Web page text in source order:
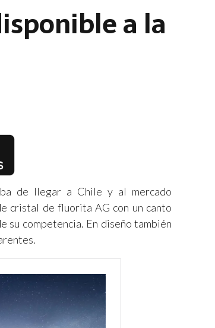
a la
de llegar a Chile y al mercado
cristal de fluorita AG con un canto
competencia. En diseño también